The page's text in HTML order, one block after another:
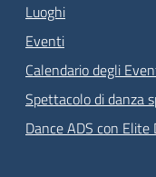
Luoghi
Eventi
Calendario degli
Spettacolo di danza
Dance ADS con